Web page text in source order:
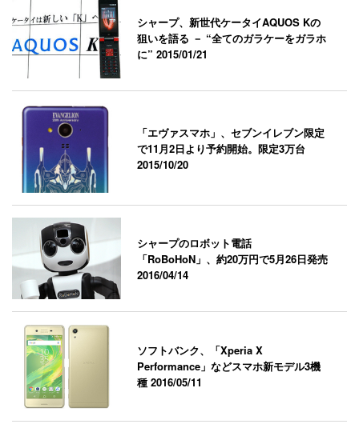
シャープ、新世代ケータイAQUOS Kの
狙いを語る － “全てのガラケーをガラホ
に”2015/01/21
「エヴァスマホ」、セブンイレブン限定
で11月2日より予約開始。限定3万台
2015/10/20
シャープのロボット電話
「RoBoHoN」、約20万円で5月26日発売
2016/04/14
ソフトバンク、「Xperia X
Performance」などスマホ新モデル3機
種2016/05/11